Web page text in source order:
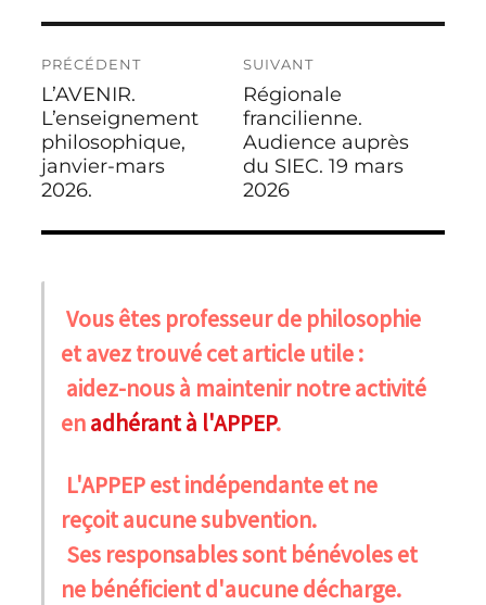
de
l’article
PRÉCÉDENT
Publication
précédente :
L’AVENIR.
L’enseignement
philosophique,
janvier-mars
2026.
SUIVANT
Publication
suivante :
Régionale
francilienne.
Audience auprès
du SIEC. 19 mars
2026
Vous êtes professeur de philosophie
et avez trouvé cet article utile :
aidez-nous à maintenir notre activité
enadhérant à l'APPEP.
L'APPEP est indépendante et ne
reçoit aucune subvention.
Ses responsables sont bénévoles et
ne bénéficient d'aucune décharge.